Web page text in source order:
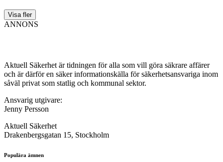
Visa fler
ANNONS
Aktuell Säkerhet är tidningen för alla som vill göra säkrare affärer
och är därför en säker informationskälla för säkerhets­ansvariga inom
såväl privat som statlig och kommunal sektor.
Ansvarig utgivare:
Jenny Persson
Aktuell Säkerhet
Drakenbergsgatan 15, Stockholm
Populära ämnen